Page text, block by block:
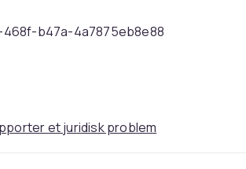
b47a-4a7875eb8e88
et juridisk problem